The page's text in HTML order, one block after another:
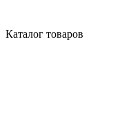
Каталог товаров